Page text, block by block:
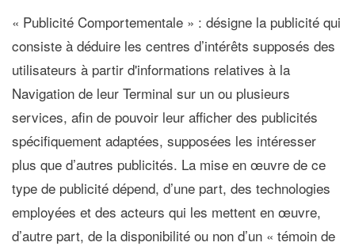
« Publicité Comportementale » : désigne la publicité qui
consiste à déduire les centres d’intérêts supposés des
utilisateurs à partir d'informations relatives à la
Navigation de leur Terminal sur un ou plusieurs
services, afin de pouvoir leur afficher des publicités
spécifiquement adaptées, supposées les intéresser
plus que d’autres publicités. La mise en œuvre de ce
type de publicité dépend, d’une part, des technologies
employées et des acteurs qui les mettent en œuvre,
d’autre part, de la disponibilité ou non d’un « témoin de